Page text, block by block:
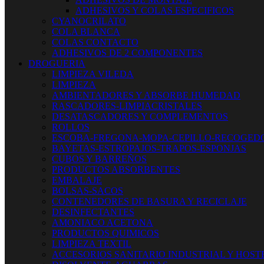
ADHESIVOS Y COLAS ESPECIFICOS
CYANOCRILATO
COLA BLANCA
COLAS CONTACTO
ADHESIVOS DE 2 COMPONENTES
DROGUERIA
LIMPIEZA VILEDA
LIMPIEZA
AMBIENTADORES Y ABSORBE HUMEDAD
RASCADORES-LIMPIACRISTALES
DESATASCADORES Y COMPLEMENTOS
ROLLOS
ESCOBA-FREGONA-MOPA-CEPILLO-
BAYETAS-ESTROPAJOS-TRAPOS-ESPONJAS
CUBOS Y BARREÑOS
PRODUCTOS ABSORBENTES
EMBALAJE
BOLSAS-SACOS
CONTENEDORES DE BASURA Y RECICLAJE
DESINFECTANTES
AMONIACO ACETONA
PRODUCTOS QUIMICOS
LIMPIEZA TEXTIL
ACCESORIOS SANITARIO INDUSTRIAL Y